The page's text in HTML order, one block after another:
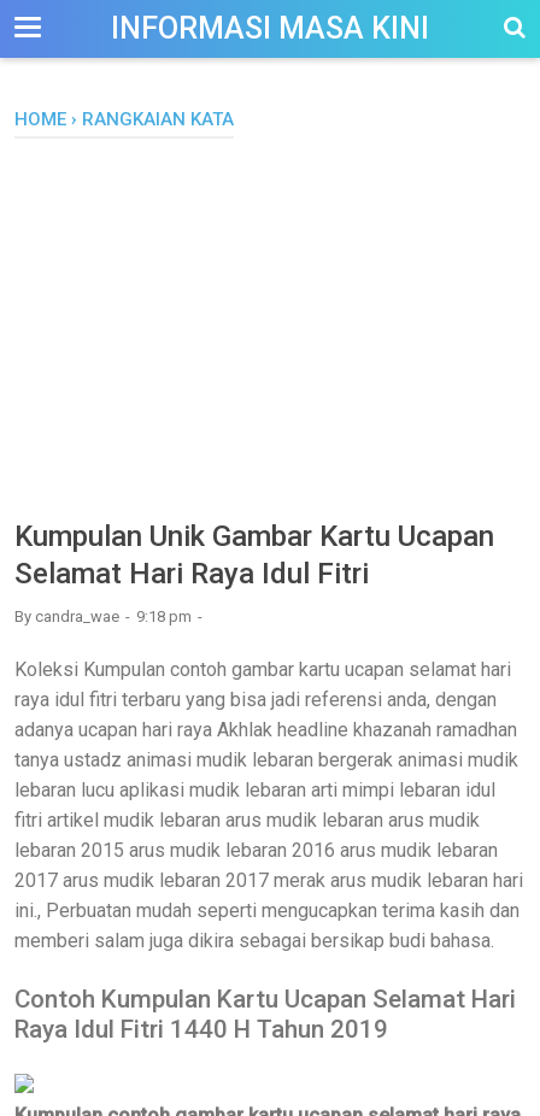
--> INFORMASI MASA KINI
HOME › RANGKAIAN KATA
Kumpulan Unik Gambar Kartu Ucapan
Selamat Hari Raya Idul Fitri
By candra_wae 9:18 pm
Koleksi Kumpulan contoh gambar kartu ucapan selamat hari
raya idul fitri terbaru yang bisa jadi referensi anda, dengan
adanya ucapan hari raya Akhlak headline khazanah ramadhan
tanya ustadz animasi mudik lebaran bergerak animasi mudik
lebaran lucu aplikasi mudik lebaran arti mimpi lebaran idul
fitri artikel mudik lebaran arus mudik lebaran arus mudik
lebaran 2015 arus mudik lebaran 2016 arus mudik lebaran
2017 arus mudik lebaran 2017 merak arus mudik lebaran hari
ini., Perbuatan mudah seperti mengucapkan terima kasih dan
memberi salam juga dikira sebagai bersikap budi bahasa.
Contoh Kumpulan Kartu Ucapan Selamat Hari
Raya Idul Fitri 1440 H Tahun 2019